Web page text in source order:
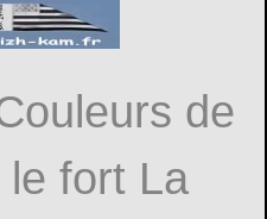
de
le fort La